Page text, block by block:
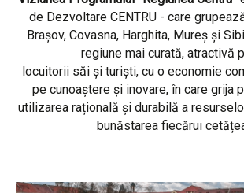
de Dezvoltare CENTRU - care
Brașov, Covasna, Harghita, Mureș și
regiune mai curată, atractivă
locuitorii săi și turiști, cu o economie
pe cunoaștere și inovare, în care grija
utilizarea rațională și durabilă a
bunăstarea fiecărui